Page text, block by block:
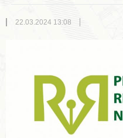
22.03.2024 13:08